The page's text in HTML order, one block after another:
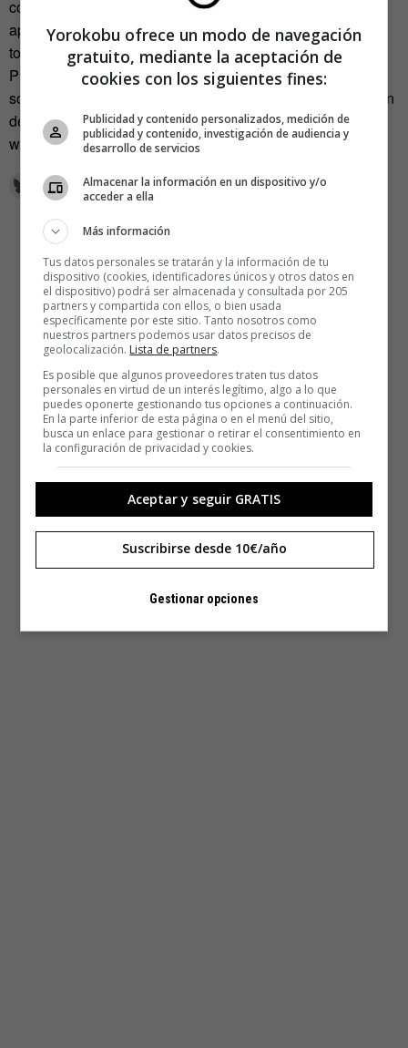
con la misma piedra. Siempre nos gustan esas que
aparentan en lugar de reconocer a las que les debemos
todo.
Pues que quede clarito: dice Pacual que «el español se
sostiene, en el más alto de sus porcentajes, por ese montón
de monosílabos» a los que nunca hacemos caso. «De»
wins.
Yorokobu ofrece un modo de navegación
gratuito, mediante la aceptación de
cookies con los siguientes fines:
Publicidad y contenido personalizados, medición de
publicidad y contenido, investigación de audiencia y
desarrollo de servicios
Almacenar la información en un dispositivo y/o
acceder a ella
Más información
Tus datos personales se tratarán y la información de tu
dispositivo (cookies, identificadores únicos y otros datos en
el dispositivo) podrá ser almacenada y consultada por 205
partners y compartida con ellos, o bien usada
específicamente por este sitio. Tanto nosotros como
nuestros partners podemos usar datos precisos de
geolocalización. Lista de partners.
Es posible que algunos proveedores traten tus datos
personales en virtud de un interés legítimo, algo a lo que
puedes oponerte gestionando tus opciones a continuación.
En la parte inferior de esta página o en el menú del sitio,
busca un enlace para gestionar o retirar el consentimiento en
la configuración de privacidad y cookies.
Aceptar y seguir GRATIS
Suscribirse desde 10€/año
Gestionar opciones